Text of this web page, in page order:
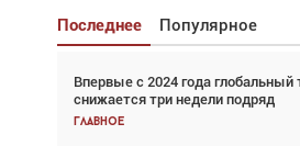
Последнее Популярное
Впервые с 2024 года глобальный
снижается три недели подряд
Главное
Взгляд с высоты: тандем
спасательных операциях
Главное